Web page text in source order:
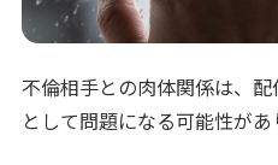
不倫相手との肉体関係は、
として問題になる可能性があ